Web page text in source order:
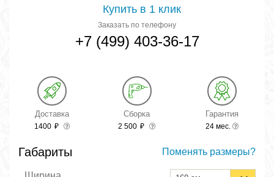
Купить в 1 клик
Заказать по телефону
+7 (499) 403-36-17
Доставка
1400 ₽
Сборка
2 500 ₽
Гарантия
24 мес.
Габариты Поменять размеры?